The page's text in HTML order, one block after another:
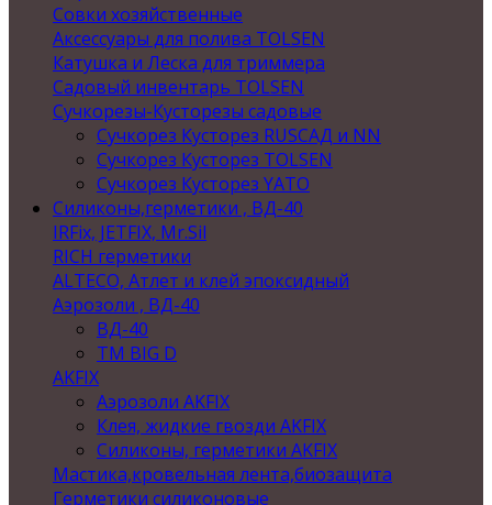
Совки хозяйственные
Аксессуары для полива TOLSEN
Катушка и Леска для триммера
Садовый инвентарь TOLSEN
Сучкорезы-Кусторезы садовые
Сучкорез Кусторез RUSСАД и NN
Сучкорез Кусторез TOLSEN
Сучкорез Кусторез YATO
Силиконы,герметики , ВД-40
IRFix, JETFIX, Mr.Sil
RICH герметики
ALTECO, Атлет и клей эпоксидный
Аэрозоли , ВД-40
ВД-40
TM BIG D
AKFIX
Аэрозоли AKFIX
Клея, жидкие гвозди AKFIX
Силиконы, герметики AKFIX
Мастика,кровельная лента,биозащита
Герметики силиконовые